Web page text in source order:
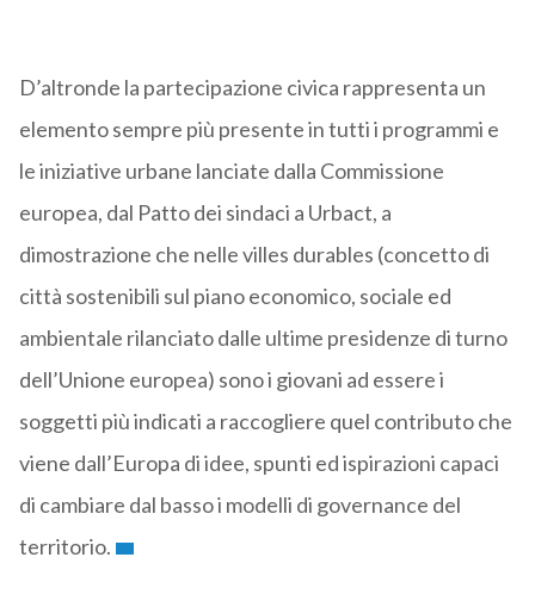
D’altronde la partecipazione civica rappresenta un
elemento sempre più presente in tutti i programmi e
le iniziative urbane lanciate dalla Commissione
europea, dal Patto dei sindaci a Urbact, a
dimostrazione che nelle villes durables (concetto di
città sostenibili sul piano economico, sociale ed
ambientale rilanciato dalle ultime presidenze di turno
dell’Unione europea) sono i giovani ad essere i
soggetti più indicati a raccogliere quel contributo che
viene dall’Europa di idee, spunti ed ispirazioni capaci
di cambiare dal basso i modelli di governance del
territorio.